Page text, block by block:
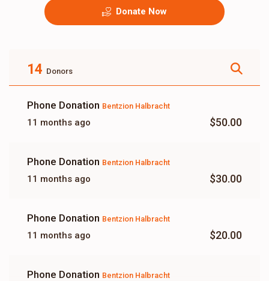
Donate Now
14 Donors
Phone Donation Bentzion Halbracht
11 months ago $50.00
Phone Donation Bentzion Halbracht
11 months ago $30.00
Phone Donation Bentzion Halbracht
11 months ago $20.00
Phone Donation Bentzion Halbracht